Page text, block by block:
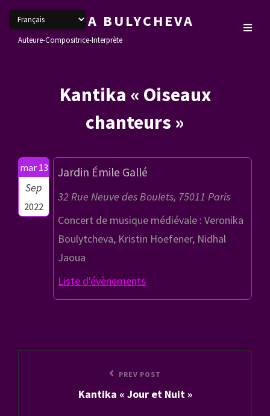
VERONIKA BULYCHEVA
Auteure-Compositrice-Interprète
Kantika « Oiseaux
chanteurs »
mar 13
Sep
2022
Jardin Émile Gallé
32 Rue Neuve des Boulets, 75011 Paris
Concert de musique médiévale : Veronika
Boulytcheva, Kristin Hoefener, Nidhal
Jaoua
Liste d'évènements
PREV POST
Kantika « Jour et Nuit »